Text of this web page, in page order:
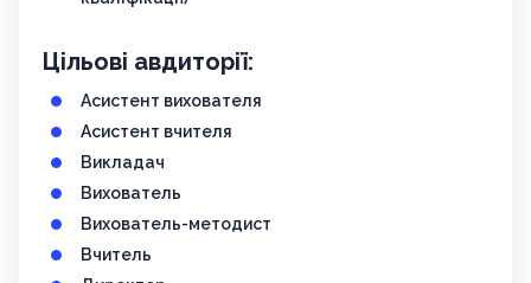
Цільові авдиторії:
Асистент вихователя
Асистент вчителя
Викладач
Вихователь
Вихователь-методист
Вчитель